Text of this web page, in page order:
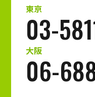
東京
03-
大阪
06-